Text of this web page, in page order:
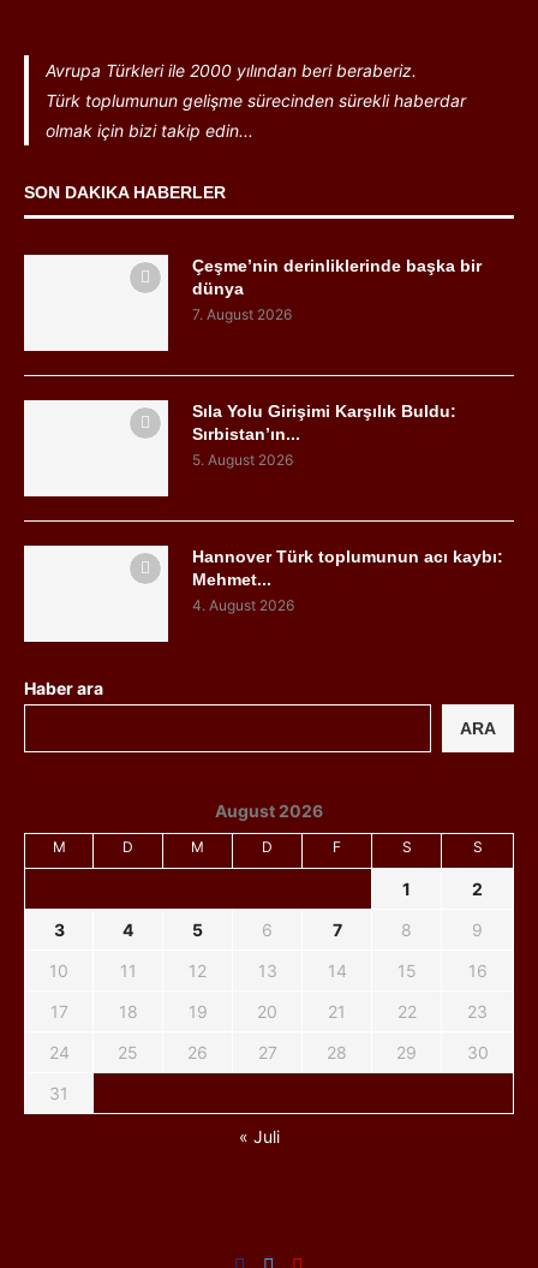
Avrupa Türkleri ile 2000 yılından beri beraberiz.
Türk toplumunun gelişme sürecinden sürekli haberdar
olmak için bizi takip edin...
SON DAKIKA HABERLER
Çeşme’nin derinliklerinde başka bir
dünya
7. August 2026
Sıla Yolu Girişimi Karşılık Buldu:
Sırbistan’ın...
5. August 2026
Hannover Türk toplumunun acı kaybı:
Mehmet...
4. August 2026
Haber ara
ARA
August 2026
M D M D F S S
1
2
3
4 5 6 7 8
9
10
11 12 13 14 15
16
17
18 19 20 21 22
23
24
25 26 27 28 29
30
31
« Juli